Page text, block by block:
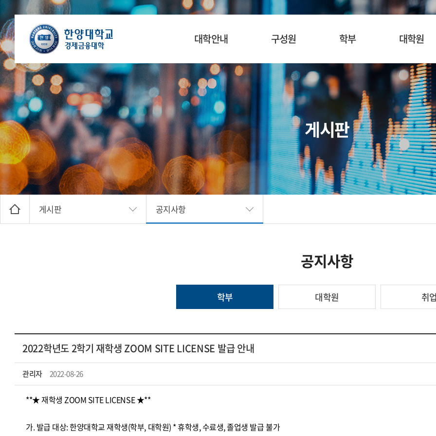
대학안내
학장 인사말
연혁
공간소개
찾아오시는길
구성원
교수
명예교수
겸임/초빙교수
행정팀 직원
학부
입학안내
교육목표
교육과정
관심과목검색
장학안내
SURF
학생활동
대학원
입학안내
교육목표
교육과정
관심과목검색
장학제도
BK21
게시판
게시판 공지사항
공지사항
학부 대학원 취업
2022학년도 2학기 재학생 ZOOM SITE LICENSE 발급 안내
관리자 2022-08-26
**★ 재학생 ZOOM SITE LICENSE ★**
가. 발급 대상: 한양대학교 재학생(학부, 대학원) * 휴학생, 수료생, 졸업생 발급 불가